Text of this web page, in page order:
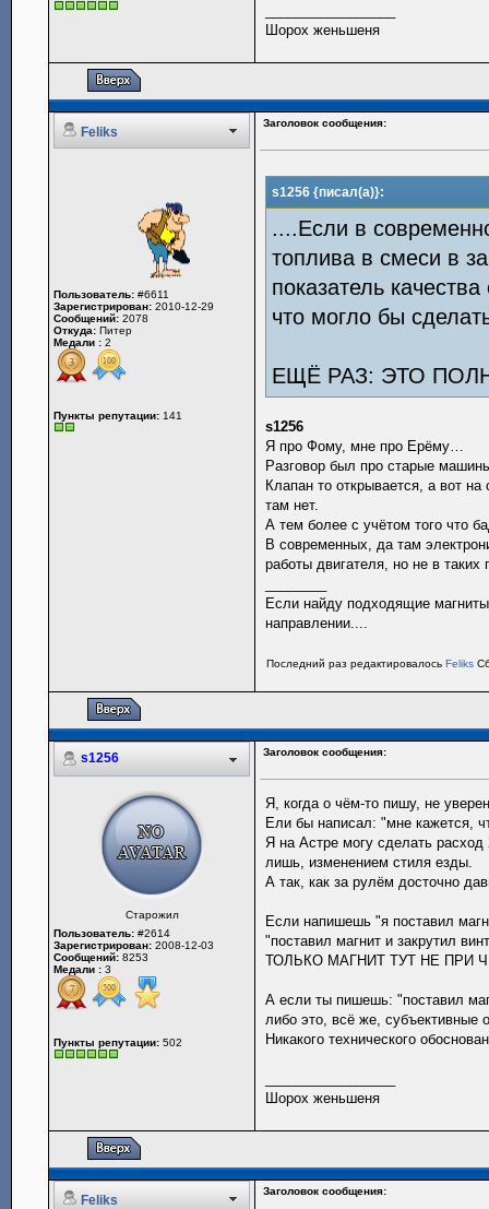
Шорох женьшеня
Feliks
Заголовок сообщения:
Пользователь: #6611
Зарегистрирован: 2010-12-29
Сообщений: 2078
Откуда: Питер
Медали : 2
Пункты репутации: 141
s1256 {писал(а)}:
....Если в
топлива в смеси в
показатель
что могло бы
ЕЩЁ РАЗ: ЭТО
s1256
Я про Фому, мне про Ерёму…
Разговор был про старые
Клапан то открывается, а вот
там нет.
А тем более с учётом того что
В современных, да там
работы двигателя, но не в таких
Если найду подходящие
направлении....
Последний раз редактировалосьFeliks
s1256 Заголовок сообщения:
Старожил
Пользователь: #2614
Зарегистрирован: 2008-12-03
Сообщений: 8253
Медали : 3
Пункты репутации: 502
Я, когда о чём-то пишу, не
Ели бы написал: "мне кажется,
Я на Астре могу сделать
лишь, изменением стиля езды.
А так, как за рулём досточно
Если напишешь "я поставил
"поставил магнит и закрутил
ТОЛЬКО МАГНИТ ТУТ НЕ ПРИ
А если ты пишешь: "поставил
либо это, всё же, субъективные
Никакого технического
Шорох женьшеня
Feliks
Заголовок сообщения: